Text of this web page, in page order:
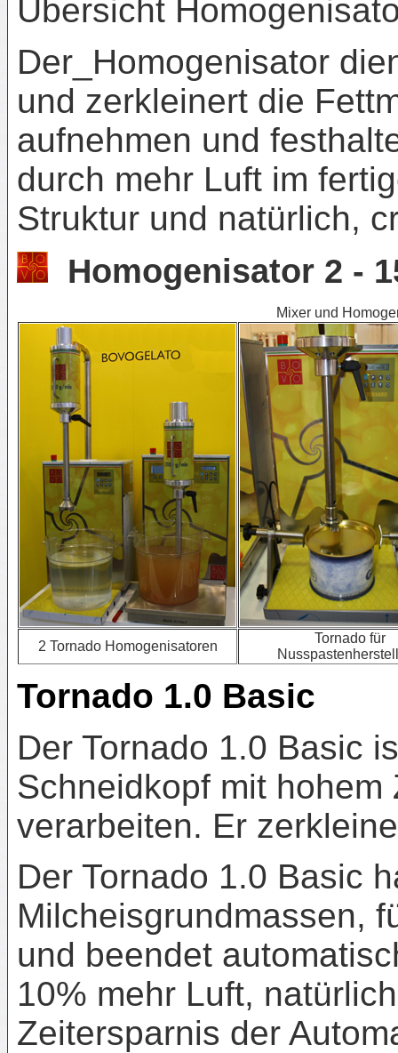
Übersicht
Der_Homogenisator
und zerkleinert die
aufnehmen und
durch mehr Luft im
Struktur und natürlich,
Homogenisator 2 -
Mixer und
2 Tornado Homogenisatoren
Tornado für
Tornado 1.0 Basic
Der Tornado 1.0 Basic
Schneidkopf mit
verarbeiten. Er
Der Tornado 1.0 Basic
Milcheisgrundmassen,
und beendet
10% mehr Luft,
Zeitersparnis der